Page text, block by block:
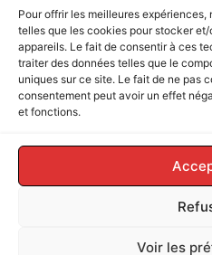
Pour offrir les meilleures
telles que les cookies pour stocker
appareils. Le fait de consentir à ces
traiter des données telles que le
uniques sur ce site. Le fait de ne pas
consentement peut avoir un effet
et fonctions.
Voir les
Rue Buirette /// Rue Carnot /// Rue
Rue Cérès /// Rue de l'Etape /// Rue
Rue de Vesle /// Rue Thiers ///